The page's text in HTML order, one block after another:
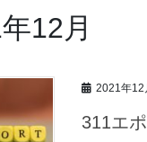
12月
2021年12
311エ